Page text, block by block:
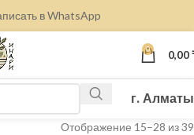
в WhatsApp
0 0,00
г. Алматы
Отображение 15–28 из 39